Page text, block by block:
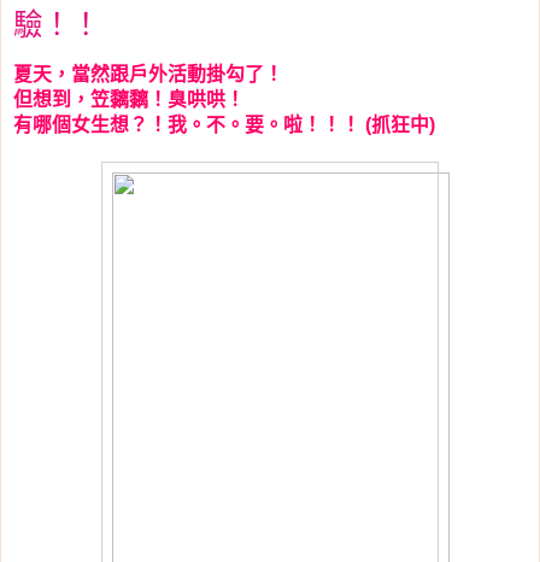
驗！！
夏天，當然跟戶外活動掛勾了！
但想到，笠黐黐！臭哄哄！
有哪個女生想？！我。不。要。啦！！！ (抓狂中)